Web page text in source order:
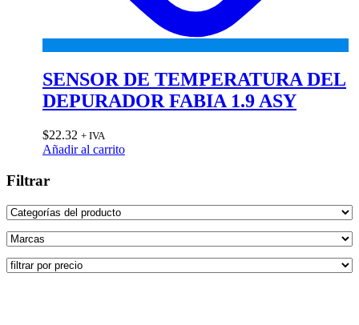
SENSOR DE TEMPERATURA DEL
DEPURADOR FABIA 1.9 ASY
$22.32 + IVA
Añadir al carrito
Filtrar